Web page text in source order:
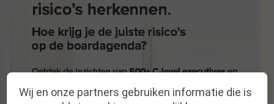
Wij en onze partners gebruiken informatie die is